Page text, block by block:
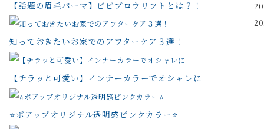
【話題の眉毛パーマ】ビビブロウリフトとは？！
知っておきたいお家でのアフターケア３選！
【チラッと可愛い】インナーカラーでオシャレに
⭐️ボアップオリジナル透明感ピンクカラー⭐️